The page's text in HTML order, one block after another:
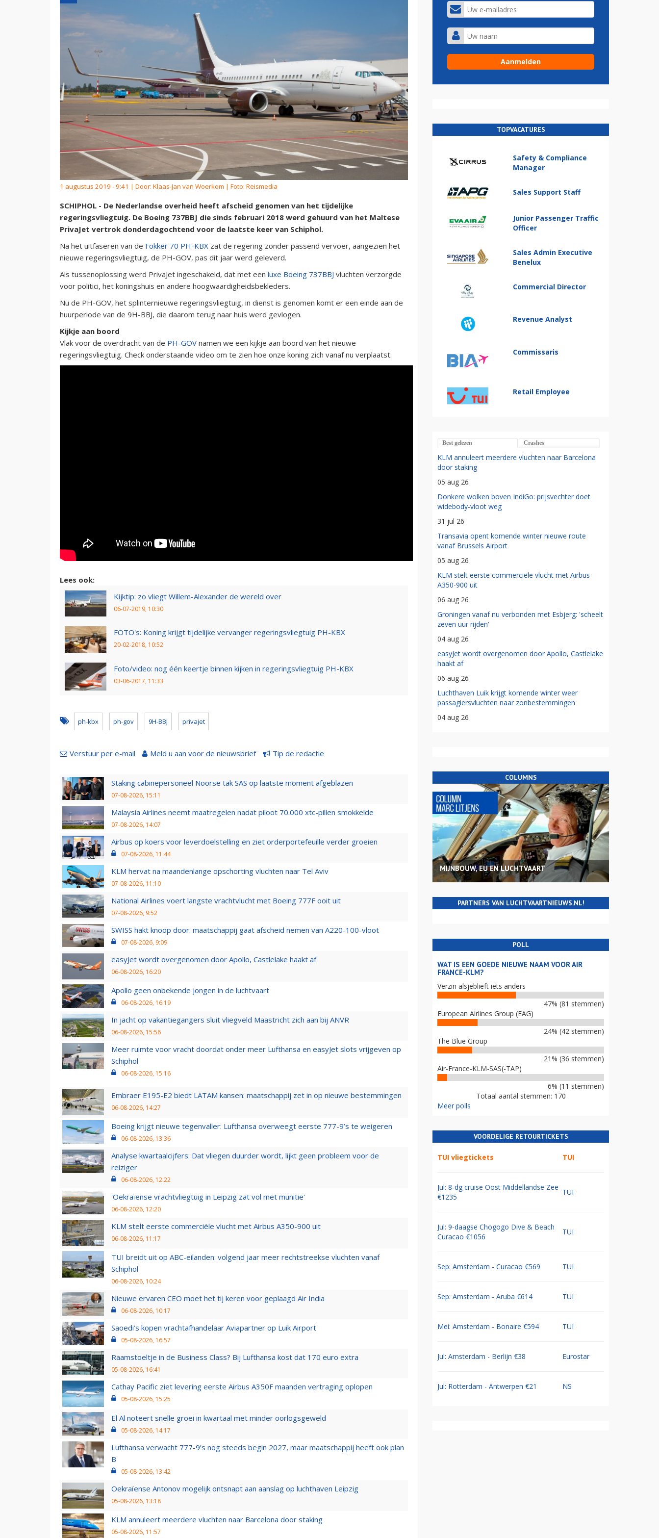
1 augustus 2019 - 9:41 | Door: Klaas-Jan van Woerkom | Foto: Reismedia
SCHIPHOL - De Nederlandse overheid heeft afscheid genomen van het tijdelijke
regeringsvliegtuig. De Boeing 737BBJ die sinds februari 2018 werd gehuurd van het Maltese
PrivaJet vertrok donderdagochtend voor de laatste keer van Schiphol.
Na het uitfaseren van de Fokker 70 PH-KBX zat de regering zonder passend vervoer, aangezien het
nieuwe regeringsvliegtuig, de PH-GOV, pas dit jaar werd geleverd.
Als tussenoplossing werd PrivaJet ingeschakeld, dat met een luxe Boeing 737BBJ vluchten verzorgde
voor politici, het koningshuis en andere hoogwaardigheidsbekleders.
Nu de PH-GOV, het splinternieuwe regeringsvliegtuig, in dienst is genomen komt er een einde aan de
huurperiode van de 9H-BBJ, die daarom terug naar huis werd gevlogen.
Kijkje aan boord
Vlak voor de overdracht van de PH-GOV namen we een kijkje aan boord van het nieuwe
regeringsvliegtuig. Check onderstaande video om te zien hoe onze koning zich vanaf nu verplaatst.
Lees ook:
Kijktip: zo vliegt Willem-Alexander de wereld over
06-07-2019, 10:30
FOTO's: Koning krijgt tijdelijke vervanger regeringsvliegtuig PH-KBX
20-02-2018, 10:52
Foto/video: nog één keertje binnen kijken in regeringsvliegtuig PH-KBX
03-06-2017, 11:33
ph-kbx ph-gov 9H-BBJ privajet
Verstuur per e-mail Meld u aan voor de nieuwsbrief Tip de redactie
Staking cabinepersoneel Noorse tak SAS op laatste moment afgeblazen
07-08-2026, 15:11
Malaysia Airlines neemt maatregelen nadat piloot 70.000 xtc-pillen smokkelde
07-08-2026, 14:07
Airbus op koers voor leverdoelstelling en ziet orderportefeuille verder groeien
07-08-2026, 11:44
KLM hervat na maandenlange opschorting vluchten naar Tel Aviv
07-08-2026, 11:10
National Airlines voert langste vrachtvlucht met Boeing 777F ooit uit
07-08-2026, 9:52
SWISS hakt knoop door: maatschappij gaat afscheid nemen van A220-100-vloot
07-08-2026, 9:09
easyJet wordt overgenomen door Apollo, Castlelake haakt af
06-08-2026, 16:20
Apollo geen onbekende jongen in de luchtvaart
06-08-2026, 16:19
In jacht op vakantiegangers sluit vliegveld Maastricht zich aan bij ANVR
06-08-2026, 15:56
Meer ruimte voor vracht doordat onder meer Lufthansa en easyJet slots vrijgeven op
Schiphol
06-08-2026, 15:16
Embraer E195-E2 biedt LATAM kansen: maatschappij zet in op nieuwe bestemmingen
06-08-2026, 14:27
Boeing krijgt nieuwe tegenvaller: Lufthansa overweegt eerste 777-9’s te weigeren
06-08-2026, 13:36
Analyse kwartaalcijfers: Dat vliegen duurder wordt, lijkt geen probleem voor de
reiziger
06-08-2026, 12:22
'Oekraïense vrachtvliegtuig in Leipzig zat vol met munitie'
06-08-2026, 12:20
KLM stelt eerste commerciële vlucht met Airbus A350-900 uit
06-08-2026, 11:17
TUI breidt uit op ABC-eilanden: volgend jaar meer rechtstreekse vluchten vanaf
Schiphol
06-08-2026, 10:24
Nieuwe ervaren CEO moet het tij keren voor geplaagd Air India
06-08-2026, 10:17
Saoedi’s kopen vrachtafhandelaar Aviapartner op Luik Airport
05-08-2026, 16:57
Raamstoeltje in de Business Class? Bij Lufthansa kost dat 170 euro extra
05-08-2026, 16:41
Cathay Pacific ziet levering eerste Airbus A350F maanden vertraging oplopen
05-08-2026, 15:25
El Al noteert snelle groei in kwartaal met minder oorlogsgeweld
05-08-2026, 14:17
Lufthansa verwacht 777-9’s nog steeds begin 2027, maar maatschappij heeft ook plan
B
05-08-2026, 13:42
Oekraïense Antonov mogelijk ontsnapt aan aanslag op luchthaven Leipzig
05-08-2026, 13:18
KLM annuleert meerdere vluchten naar Barcelona door staking
05-08-2026, 11:57
TOPVACATURES
Safety & Compliance
Manager
Sales Support Staff
Junior Passenger Traffic
Officer
Sales Admin Executive
Benelux
Commercial Director
Revenue Analyst
Commissaris
Retail Employee
Best gelezen Crashes
KLM annuleert meerdere vluchten naar Barcelona
door staking
05 aug 26
Donkere wolken boven IndiGo: prijsvechter doet
widebody-vloot weg
31 jul 26
Transavia opent komende winter nieuwe route
vanaf Brussels Airport
05 aug 26
KLM stelt eerste commerciële vlucht met Airbus
A350-900 uit
06 aug 26
Groningen vanaf nu verbonden met Esbjerg: 'scheelt
zeven uur rijden'
04 aug 26
easyJet wordt overgenomen door Apollo, Castlelake
haakt af
06 aug 26
Luchthaven Luik krijgt komende winter weer
passagiersvluchten naar zonbestemmingen
04 aug 26
COLUMNS
MIJNBOUW, EU EN LUCHTVAART
PARTNERS VAN LUCHTVAARTNIEUWS.NL!
POLL
WAT IS EEN GOEDE NIEUWE NAAM VOOR AIR
FRANCE-KLM?
Verzin alsjeblieft iets anders
47% (81 stemmen)
European Airlines Group (EAG)
24% (42 stemmen)
The Blue Group
21% (36 stemmen)
Air-France-KLM-SAS(-TAP)
6% (11 stemmen)
Totaal aantal stemmen: 170
Meer polls
VOORDELIGE RETOURTICKETS
TUI vliegtickets TUI
Jul: 8-dg cruise Oost Middellandse Zee
€1235
TUI
Jul: 9-daagse Chogogo Dive & Beach
Curacao €1056
TUI
Sep: Amsterdam - Curacao €569 TUI
Sep: Amsterdam - Aruba €614 TUI
Mei: Amsterdam - Bonaire €594 TUI
Jul: Amsterdam - Berlijn €38 Eurostar
Jul: Rotterdam - Antwerpen €21 NS